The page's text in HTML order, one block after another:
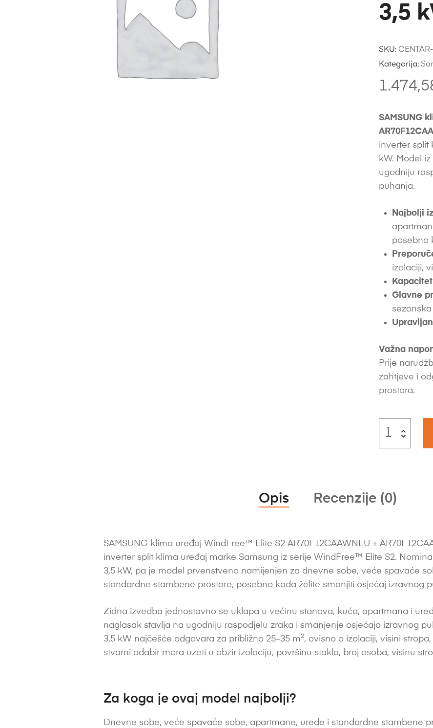
3,5
SAMSUNG
inverter split
kW. Model
ugodniju
puhanja.
Najbolji
posebno
izolaciji,
Glavne
Važna
Prije
zahtjeve i
prostora.
SKU:
Kategorija:
Opis Recenzije (0)
SAMSUNG klima uređaj WindFree™ Elite S2 AR70F12CAAWNEU +
inverter split klima uređaj marke Samsung iz serije WindFree™ Elite S2.
3,5 kW, pa je model prvenstveno namijenjen za dnevne sobe, veće spavaće
standardne stambene prostore, posebno kada želite smanjiti osjećaj izravnog
Zidna izvedba jednostavno se uklapa u većinu stanova, kuća, apartmana i
naglasak stavlja na ugodniju raspodjelu zraka i smanjenje osjećaja izravnog
3,5 kW najčešće odgovara za približno 25–35 m², ovisno o izolaciji, visini
stvarni odabir mora uzeti u obzir izolaciju, površinu stakla, broj osoba, visinu
Za koga je ovaj model najbolji?
Dnevne sobe, veće spavaće sobe, apartmane, urede i standardne stambene